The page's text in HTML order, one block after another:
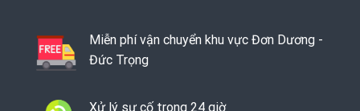
Miễn phí vận chuyển khu vực Đơn Dương -
Đức Trọng
Xử lý sự cố trong 24 giờ